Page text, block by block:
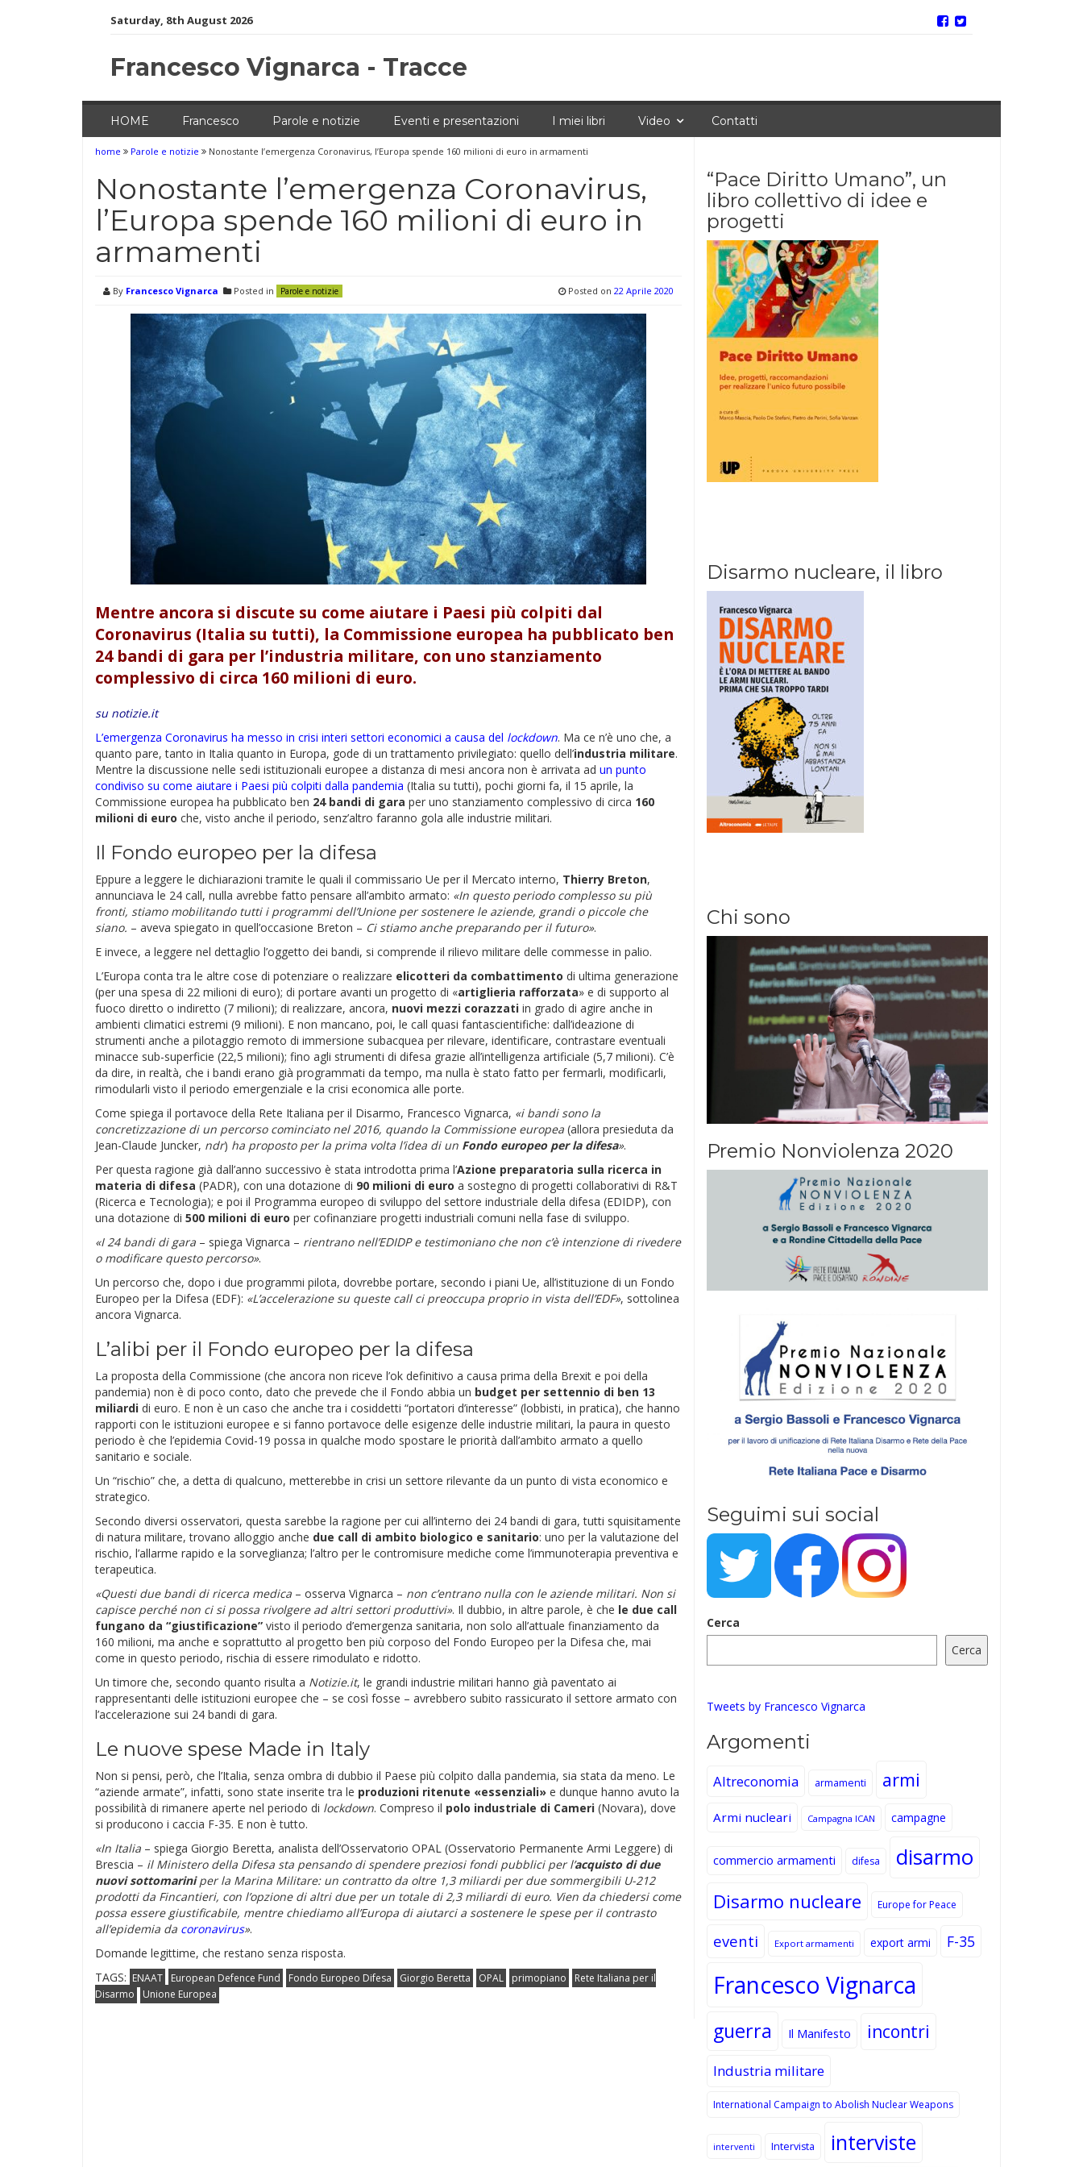
Saturday, 8th August 2026
Francesco Vignarca - Tracce
HOME Francesco Parole e notizie Eventi e presentazioni I miei libri Video Contatti
home Parole e notizie Nonostante l’emergenza Coronavirus, l’Europa spende 160 milioni di euro in armamenti
Nonostante l’emergenza Coronavirus,
l’Europa spende 160 milioni di euro in
armamenti
By Francesco Vignarca Posted in Parole e notizie Posted on 22 Aprile 2020
Mentre ancora si discute su come aiutare i Paesi più colpiti dal
Coronavirus (Italia su tutti), la Commissione europea ha pubblicato ben
24 bandi di gara per l’industria militare, con uno stanziamento
complessivo di circa 160 milioni di euro.
su notizie.it
L’emergenza Coronavirus ha messo in crisi interi settori economici a causa del lockdown. Ma ce n’è uno che, a
quanto pare, tanto in Italia quanto in Europa, gode di un trattamento privilegiato: quello dell’industria militare.
Mentre la discussione nelle sedi istituzionali europee a distanza di mesi ancora non è arrivata ad un punto
condiviso su come aiutare i Paesi più colpiti dalla pandemia (Italia su tutti), pochi giorni fa, il 15 aprile, la
Commissione europea ha pubblicato ben 24 bandi di gara per uno stanziamento complessivo di circa 160
milioni di euro che, visto anche il periodo, senz’altro faranno gola alle industrie militari.
Il Fondo europeo per la difesa
Eppure a leggere le dichiarazioni tramite le quali il commissario Ue per il Mercato interno, Thierry Breton,
annunciava le 24 call, nulla avrebbe fatto pensare all’ambito armato: «In questo periodo complesso su più
fronti, stiamo mobilitando tutti i programmi dell’Unione per sostenere le aziende, grandi o piccole che
siano. – aveva spiegato in quell’occasione Breton – Ci stiamo anche preparando per il futuro».
E invece, a leggere nel dettaglio l’oggetto dei bandi, si comprende il rilievo militare delle commesse in palio.
L’Europa conta tra le altre cose di potenziare o realizzare elicotteri da combattimento di ultima generazione
(per una spesa di 22 milioni di euro); di portare avanti un progetto di «artiglieria rafforzata» e di supporto al
fuoco diretto o indiretto (7 milioni); di realizzare, ancora, nuovi mezzi corazzati in grado di agire anche in
ambienti climatici estremi (9 milioni). E non mancano, poi, le call quasi fantascientifiche: dall’ideazione di
strumenti anche a pilotaggio remoto di immersione subacquea per rilevare, identificare, contrastare eventuali
minacce sub-superficie (22,5 milioni); fino agli strumenti di difesa grazie all’intelligenza artificiale (5,7 milioni). C’è
da dire, in realtà, che i bandi erano già programmati da tempo, ma nulla è stato fatto per fermarli, modificarli,
rimodularli visto il periodo emergenziale e la crisi economica alle porte.
Come spiega il portavoce della Rete Italiana per il Disarmo, Francesco Vignarca, «i bandi sono la
concretizzazione di un percorso cominciato nel 2016, quando la Commissione europea (allora presieduta da
Jean-Claude Juncker, ndr) ha proposto per la prima volta l’idea di un Fondo europeo per la difesa».
Per questa ragione già dall’anno successivo è stata introdotta prima l’Azione preparatoria sulla ricerca in
materia di difesa (PADR), con una dotazione di 90 milioni di euro a sostegno di progetti collaborativi di R&T
(Ricerca e Tecnologia); e poi il Programma europeo di sviluppo del settore industriale della difesa (EDIDP), con
una dotazione di 500 milioni di euro per cofinanziare progetti industriali comuni nella fase di sviluppo.
«I 24 bandi di gara – spiega Vignarca – rientrano nell’EDIDP e testimoniano che non c’è intenzione di rivedere
o modificare questo percorso».
Un percorso che, dopo i due programmi pilota, dovrebbe portare, secondo i piani Ue, all’istituzione di un Fondo
Europeo per la Difesa (EDF): «L’accelerazione su queste call ci preoccupa proprio in vista dell’EDF», sottolinea
ancora Vignarca.
L’alibi per il Fondo europeo per la difesa
La proposta della Commissione (che ancora non riceve l’ok definitivo a causa prima della Brexit e poi della
pandemia) non è di poco conto, dato che prevede che il Fondo abbia un budget per settennio di ben 13
miliardi di euro. E non è un caso che anche tra i cosiddetti “portatori d’interesse” (lobbisti, in pratica), che hanno
rapporti con le istituzioni europee e si fanno portavoce delle esigenze delle industrie militari, la paura in questo
periodo è che l’epidemia Covid-19 possa in qualche modo spostare le priorità dall’ambito armato a quello
sanitario e sociale.
Un “rischio” che, a detta di qualcuno, metterebbe in crisi un settore rilevante da un punto di vista economico e
strategico.
Secondo diversi osservatori, questa sarebbe la ragione per cui all’interno dei 24 bandi di gara, tutti squisitamente
di natura militare, trovano alloggio anche due call di ambito biologico e sanitario: uno per la valutazione del
rischio, l’allarme rapido e la sorveglianza; l’altro per le contromisure mediche come l’immunoterapia preventiva e
terapeutica.
«Questi due bandi di ricerca medica – osserva Vignarca – non c’entrano nulla con le aziende militari. Non si
capisce perché non ci si possa rivolgere ad altri settori produttivi». Il dubbio, in altre parole, è che le due call
fungano da “giustificazione” visto il periodo d’emergenza sanitaria, non solo all’attuale finanziamento da
160 milioni, ma anche e soprattutto al progetto ben più corposo del Fondo Europeo per la Difesa che, mai
come in questo periodo, rischia di essere rimodulato e ridotto.
Un timore che, secondo quanto risulta a Notizie.it, le grandi industrie militari hanno già paventato ai
rappresentanti delle istituzioni europee che – se così fosse – avrebbero subito rassicurato il settore armato con
l’accelerazione sui 24 bandi di gara.
Le nuove spese Made in Italy
Non si pensi, però, che l’Italia, senza ombra di dubbio il Paese più colpito dalla pandemia, sia stata da meno. Le
“aziende armate”, infatti, sono state inserite tra le produzioni ritenute «essenziali» e dunque hanno avuto la
possibilità di rimanere aperte nel periodo di lockdown. Compreso il polo industriale di Cameri (Novara), dove
si producono i caccia F-35. E non è tutto.
«In Italia – spiega Giorgio Beretta, analista dell’Osservatorio OPAL (Osservatorio Permanente Armi Leggere) di
Brescia – il Ministero della Difesa sta pensando di spendere preziosi fondi pubblici per l’acquisto di due
nuovi sottomariniper la Marina Militare: un contratto da oltre 1,3 miliardi per due sommergibili U-212
prodotti da Fincantieri, con l’opzione di altri due per un totale di 2,3 miliardi di euro. Vien da chiedersi come
possa essere giustificabile, mentre chiediamo all’Europa di aiutarci a sostenere le spese per il contrasto
all’epidemia da coronavirus».
Domande legittime, che restano senza risposta.
TAGS: ENAAT European Defence Fund Fondo Europeo Difesa Giorgio Beretta OPAL primopiano
Rete Italiana per il
Disarmo
Unione Europea
“Pace Diritto Umano”, un
libro collettivo di idee e
progetti
Disarmo nucleare, il libro
Chi sono
Premio Nonviolenza 2020
Seguimi sui social
Cerca
Cerca
Tweets by Francesco Vignarca
Argomenti
Altreconomia armamenti armi
Armi nucleari Campagna ICAN campagne
commercio armamenti difesa disarmo
Disarmo nucleare Europe for Peace
eventi Export armamenti export armi F-35
Francesco Vignarca
guerra Il Manifesto incontri
Industria militare
International Campaign to Abolish Nuclear Weapons
interventi Intervista interviste